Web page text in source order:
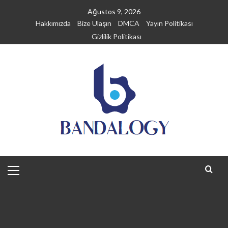
Ağustos 9, 2026
Hakkımızda
Bize Ulaşın DMCA
Yayın Politikası
Gizlilik Politikası
Menu